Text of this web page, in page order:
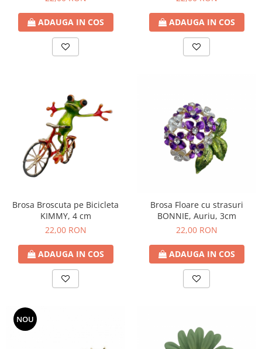
ADAUGA IN COS ADAUGA IN COS
Brosa Broscuta pe Bicicleta
KIMMY, 4 cm
22,00 RON
ADAUGA IN COS
Brosa Floare cu strasuri
BONNIE, Auriu, 3cm
22,00 RON
ADAUGA IN COS
NOU